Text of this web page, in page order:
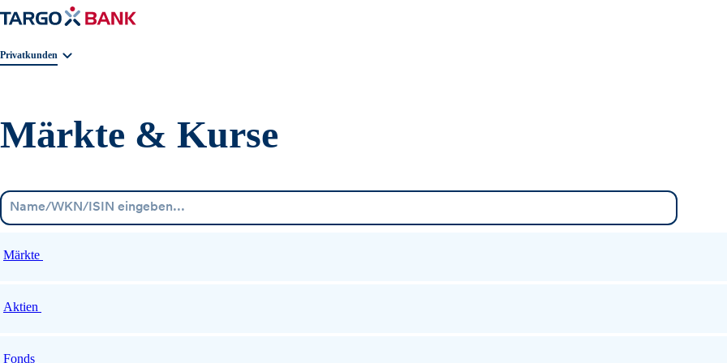
Geschäftsbereichnavigation. Aktuelle Auswahl:
Privatkunden
Märkte & Kurse
Märkte
Aktien
Fonds